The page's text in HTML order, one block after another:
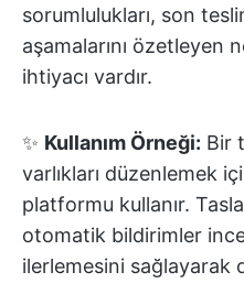
sorumlulukları, son
aşamalarını özetleyen
ihtiyacı vardır.
✨ Kullanım Örneği: Bir
varlıkları düzenlemek
platformu kullanır.
otomatik bildirimler
ilerlemesini sağlayarak